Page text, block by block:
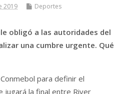
2019 Deportes
obligó a las autoridades del
una cumbre urgente. Qué